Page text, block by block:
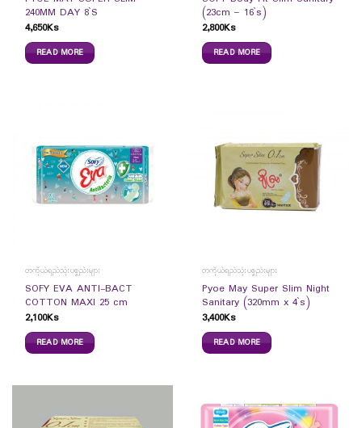
240MM DAY 8`S
4,650Ks
READ MORE
(23cm – 16`s)
2,800Ks
READ MORE
တကိုယ်ရည်သုံးပစ္စည်းများ
SOFY EVA ANTI-BACT
COTTON MAXI 25 cm
2,100Ks
READ MORE
တကိုယ်ရည်သုံးပစ္စည်းများ
Pyoe May Super Slim Night
Sanitary (320mm x 4`s)
3,400Ks
READ MORE